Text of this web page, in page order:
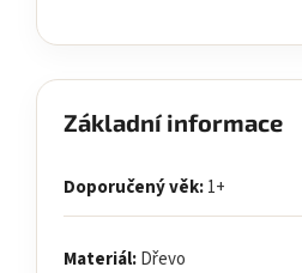
Základní informace
Doporučený věk:1+
Materiál:Dřevo